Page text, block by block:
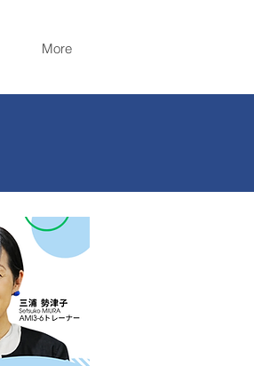
More